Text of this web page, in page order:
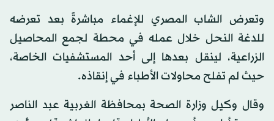
وتعرض الشاب المصري للإغماء مباشرةً بعد تعرضه
للدغة النحل خلال عمله في محطة لجمع المحاصيل
الزراعية، لينقل بعدها إلى أحد المستشفيات الخاصة،
حيث لم تفلح محاولات الأطباء في إنقاذه.
وقال وكيل وزارة الصحة بمحافظة الغربية عبد الناصر